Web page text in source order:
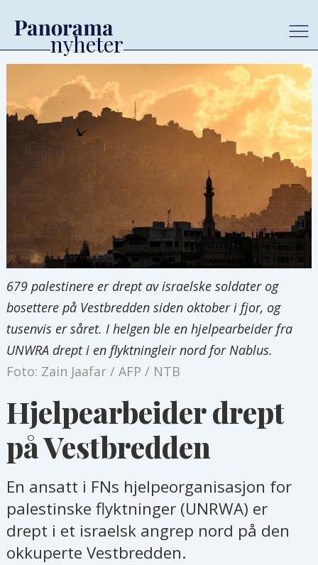
679 palestinere er drept av israelske soldater og
bosettere på Vestbredden siden oktober i fjor, og
tusenvis er såret. I helgen ble en hjelpearbeider fra
UNWRA drept i en flyktningleir nord for Nablus.
Foto: Zain Jaafar / AFP / NTB
Hjelpearbeider drept
på Vestbredden
En ansatt i FNs hjelpeorganisasjon for
palestinske flyktninger (UNRWA) er
drept i et israelsk angrep nord på den
okkuperte Vestbredden.